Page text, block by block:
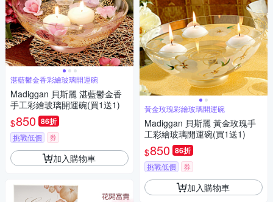
湛藍鬱金香彩繪玻璃開運碗
Madiggan 貝斯麗 湛藍鬱金香
手工彩繪玻璃開運碗(買1送1)
$850 86折
挑戰低價 券
加入購物車
黃金玫瑰彩繪玻璃開運碗
Madiggan 貝斯麗 黃金玫瑰手
工彩繪玻璃開運碗(買1送1)
$850 86折
挑戰低價 券
加入購物車